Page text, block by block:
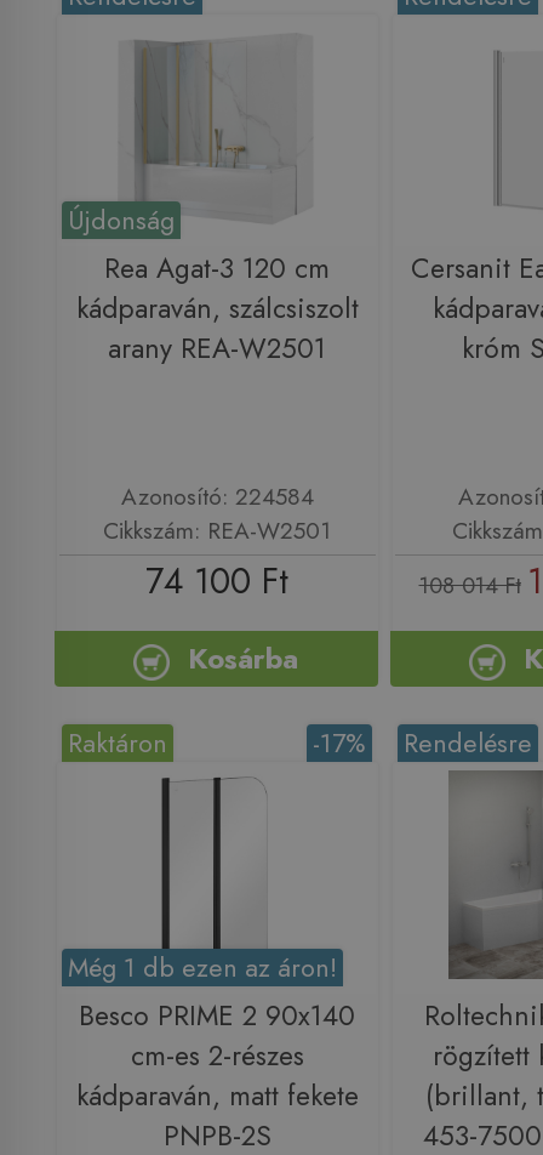
Újdonság
Rea Agat-3 120 cm
kádparaván, szálcsiszolt
arany REA-W2501
Azonosító: 224584
Cikkszám: REA-W2501
74 100 Ft
Kosárba
Cersanit
króm
108 014 Ft
-17%
Raktáron
Még 1 db ezen az áron!
Besco PRIME 2 90x140
cm-es 2-részes
kádparaván, matt fekete
PNPB-2S
Rendelésre
rögzített
(brillant,
453-